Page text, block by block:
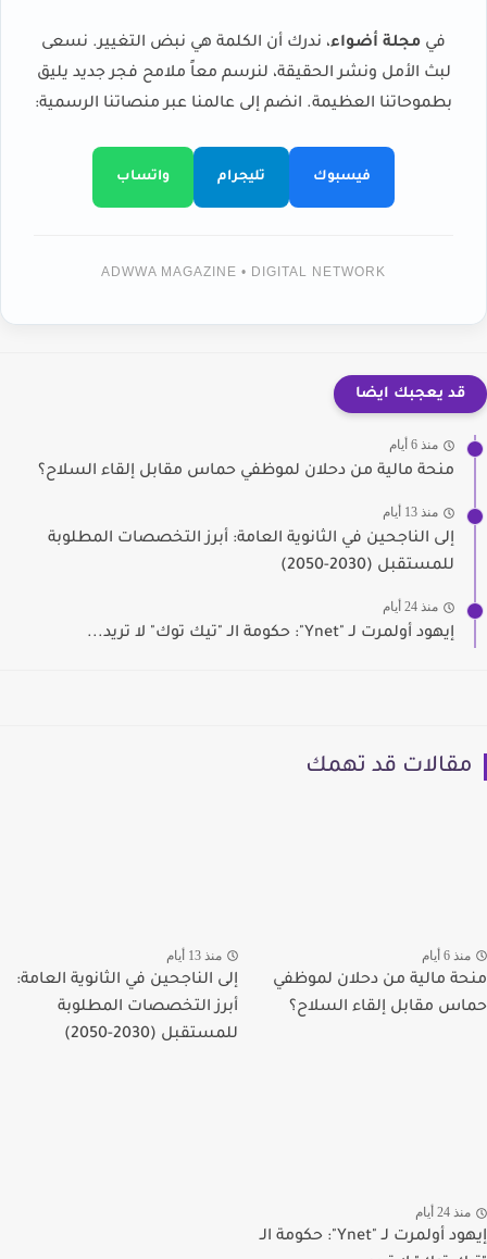
في مجلة أضواء، ندرك أن الكلمة هي نبض التغيير. نسعى
لبث الأمل ونشر الحقيقة، لنرسم معاً ملامح فجر جديد يليق
بطموحاتنا العظيمة. انضم إلى عالمنا عبر منصاتنا الرسمية:
فيسبوك تليجرام واتساب
ADWWA MAGAZINE • DIGITAL NETWORK
قد يعجبك ايضا
منذ 6 أيام
منحة مالية من دحلان لموظفي حماس مقابل إلقاء السلاح؟
منذ 13 أيام
إلى الناجحين في الثانوية العامة: أبرز التخصصات المطلوبة
للمستقبل (2030-2050)
منذ 24 أيام
إيهود أولمرت لـ "Ynet": حكومة الـ "تيك توك" لا تريد...
مقالات قد تهمك
منذ 6 أيام
منحة مالية من دحلان لموظفي
حماس مقابل إلقاء السلاح؟
منذ 13 أيام
إلى الناجحين في الثانوية العامة:
أبرز التخصصات المطلوبة
للمستقبل (2030-2050)
منذ 24 أيام
إيهود أولمرت لـ "Ynet": حكومة الـ